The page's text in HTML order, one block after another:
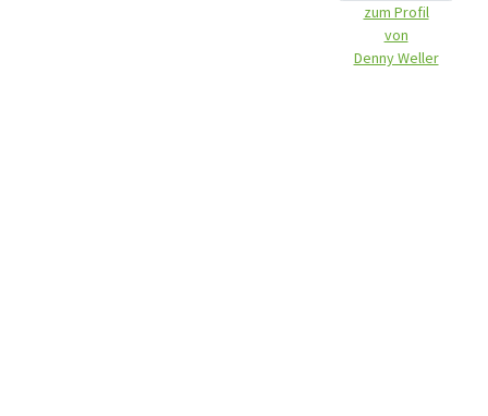
zum Profil
von
Denny Weller